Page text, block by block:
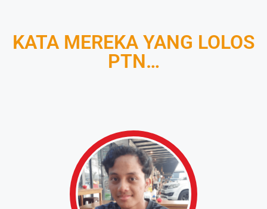
KATA MEREKA YANG LOLOS
PTN…